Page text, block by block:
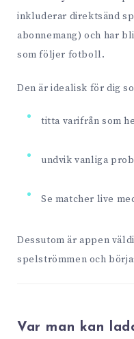
inkluderar direktsänd
abonnemang) och har
som följer fotboll.
Den är idealisk för dig
titta varifrån som
undvik vanliga
Se matcher live
Dessutom är appen
spelströmmen och
Var man kan